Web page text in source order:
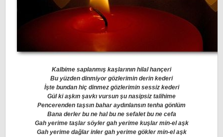
Kalbime saplanmış kaşlarının hilal hançeri
Bu yüzden dinmiyor gözlerimin derin kederi
İşte bundan hiç dinmez gözlerimin sessiz kederi
Gül ki aşkın şavkı vursun şu nasipsiz talihime
Pencerenden taşsın bahar aydınlansın tenha gönlüm
Bana derler bu ne hal bu ne sefalet bu ne cefa
Gah yerime taşlar söyler gah yerime kuşlar min-el aşk
Gah yerime dağlar inler gah yerime gökler min-el aşk